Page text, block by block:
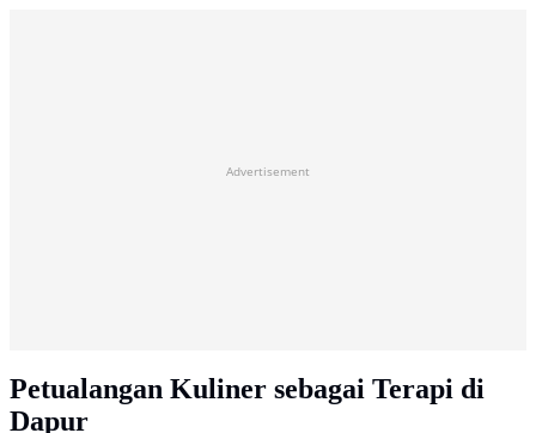
Advertisement
Petualangan Kuliner sebagai Terapi di
Dapur